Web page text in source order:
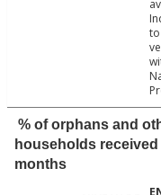
% of orphans and
households
months